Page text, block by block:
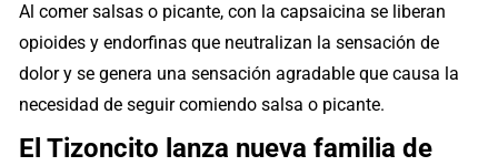
Al comer salsas o picante, con la capsaicina se liberan
opioides y endorfinas que neutralizan la sensación de
dolor y se genera una sensación agradable que causa la
necesidad de seguir comiendo salsa o picante.
El Tizoncito lanza nueva familia de